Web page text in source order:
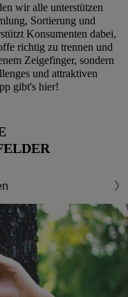
wir alle unterstützen
Sortierung und
Konsumenten dabei,
richtig zu trennen und
Zeigefinger, sondern
und attraktiven
gibt's hier!